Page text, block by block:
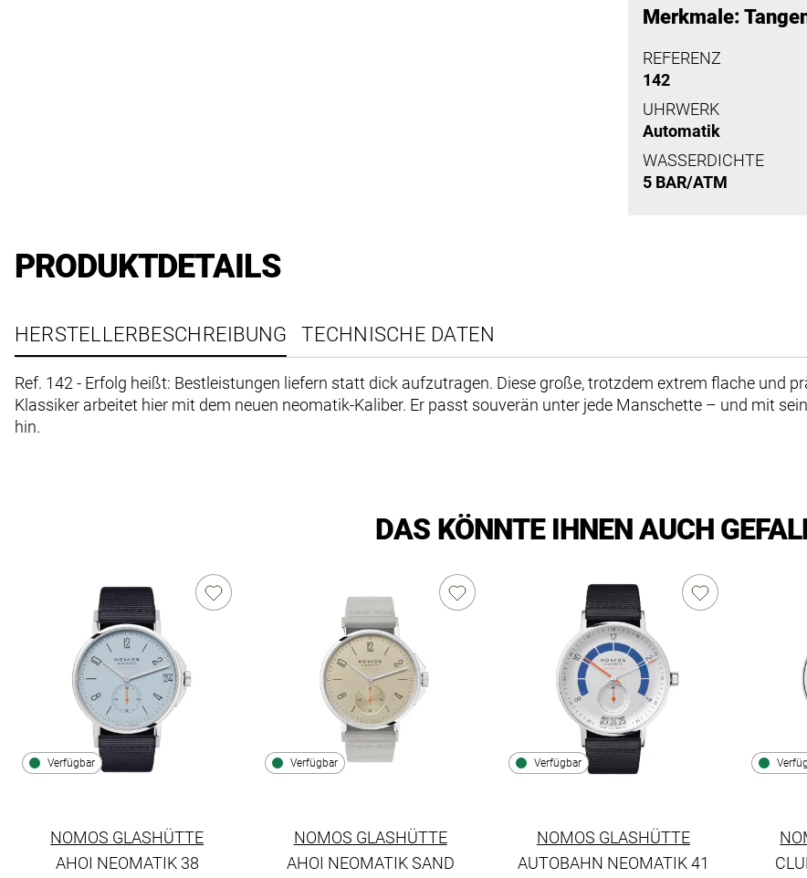
Merkmale:
REFERENZ
142
UHRWERK
Automatik
WASSERDICHTE
5 BAR/ATM
PRODUKTDETAILS
HERSTELLERBESCHREIBUNG TECHNISCHE DATEN
Ref. 142 - Erfolg heißt: Bestleistungen liefern statt dick aufzutragen. Diese große, trotzdem extrem flache und
Klassiker arbeitet hier mit dem neuen neomatik-Kaliber. Er passt souverän unter jede Manschette – und mit
hin.
DAS KÖNNTE IHNEN AUCH
Verfügbar
NOMOS GLASHÜTTE
AHOI NEOMATIK 38
Verfügbar
NOMOS GLASHÜTTE
AHOI NEOMATIK SAND
Verfügbar
NOMOS GLASHÜTTE
AUTOBAHN NEOMATIK 41